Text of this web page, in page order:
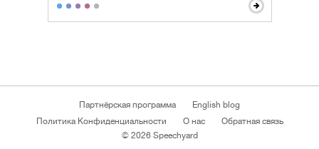
Партнёрская программа
English blog
Политика Конфиденциальности
О нас
Обратная связь
© 2026 Speechyard